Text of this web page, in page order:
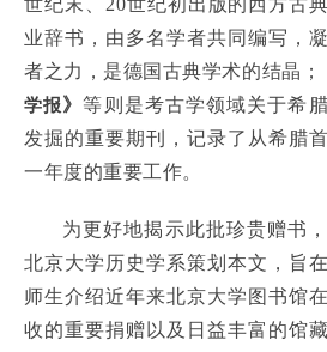
世纪末、20世纪初出版的西方古
业辞书，由多名学者共同编写，
者之力，是德国古典学术的结晶；
学报》等则是考古学领域关于希
发掘的重要期刊，记录了从希腊
一年度的重要工作。
为更好地揭示此批珍贵赠书
北京大学历史学系策划本文，旨
师生介绍近年来北京大学图书馆
收的重要捐赠以及日益丰富的馆